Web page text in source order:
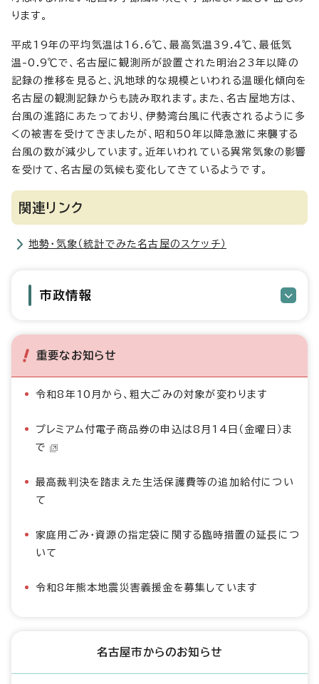
ります。
平成19年の平均気温は16.6℃、最高気温39.4℃、最低気
温-0.9℃で、名古屋に観測所が設置された明治23年以降の
記録の推移を見ると、汎地球的な規模といわれる温暖化傾向を
名古屋の観測記録からも読み取れます。また、名古屋地方は、
台風の進路にあたっており、伊勢湾台風に代表されるように多
くの被害を受けてきましたが、昭和50年以降急激に来襲する
台風の数が減少しています。近年いわれている異常気象の影響
を受けて、名古屋の気候も変化してきているようです。
関連リンク
地勢・気象（統計でみた名古屋のスケッチ）
市政情報
重要なお知らせ
令和8年10月から、粗大ごみの対象が変わります
プレミアム付電子商品券の申込は8月14日（金曜日）ま
で
最高裁判決を踏まえた生活保護費等の追加給付につい
て
家庭用ごみ・資源の指定袋に関する臨時措置の延長につ
いて
令和8年熊本地震災害義援金を募集しています
名古屋市からのお知らせ